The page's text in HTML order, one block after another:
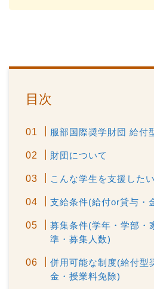
目次
服部国際奨学財団 給付
財団について
こんな学生を支援したい
支給条件(給付or貸与・
募集条件(学年・学部・
準・募集人数)
併用可能な制度(給付型
金・授業料免除)